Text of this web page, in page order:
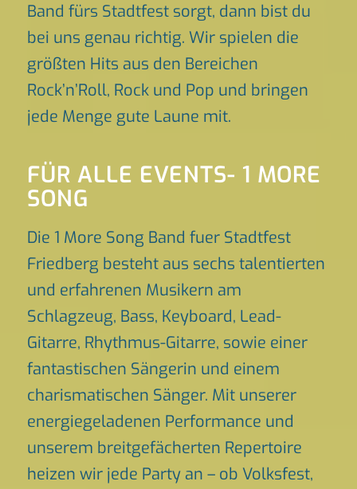
Band fürs Stadtfest sorgt, dann bist du
bei uns genau richtig. Wir spielen die
größten Hits aus den Bereichen
Rock’n’Roll, Rock und Pop und bringen
jede Menge gute Laune mit.
FÜR ALLE EVENTS- 1 MORE
SONG
Die 1 More Song Band fuer Stadtfest
Friedberg besteht aus sechs talentierten
und erfahrenen Musikern am
Schlagzeug, Bass, Keyboard, Lead-
Gitarre, Rhythmus-Gitarre, sowie einer
fantastischen Sängerin und einem
charismatischen Sänger. Mit unserer
energiegeladenen Performance und
unserem breitgefächerten Repertoire
heizen wir jede Party an – ob Volksfest,